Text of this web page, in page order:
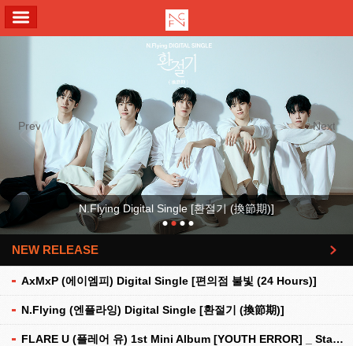
Previous Next
N.Flying Digital Single [환절기 (換節期)]
NEW RELEASE
AxMxP (에이엠피) Digital Single [편의점 불빛 (24 Hours)]
N.Flying (엔플라잉) Digital Single [환절기 (換節期)]
FLARE U (플레어 유) 1st Mini Album [YOUTH ERROR] _ Stationery Kit Ver.
더보기